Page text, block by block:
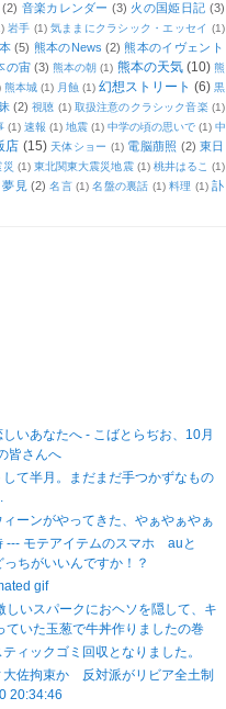
(2) 音楽カレンダー (3) 火の国姫日記 (3)
岩手 (1) 気ままにクラシック・エッセイ (1)
(5) 熊本のNews (2) 熊本のイヴェント
の宙 (3) 熊本の朝 (1) 熊本の天気 (10) 熊
熊本城 (1) 月蝕 (1) 幻想ストリート (6) 黒
(2) 視聴 (1) 取扱注意のクラシック音楽 (1)
(1) 速報 (1) 地震 (1) 中学の頃の思いで (1) 中
店 (15) 天体ショー (1) 電脳萠照 (2) 東日
(1) 東北関東大震災地震 (1) 桃井はるこ (1)
夢見 (2) 名言 (1) 名盤の裏話 (1) 料理 (1) 訃
いあなたへ - こばとらぢお、10月
皆さんへ
て半月。まだまだ手つかずなもの
ーンがやってきた、やぁやぁやぁ
--- モテアイテムのスマホ auと
ちがいいんですか！？
gif
しいスパークにおヘソを隠して、キ
ていた玉葱で牛丼作りましたの巻
ィックゴミ回収となりました。
大佐拘束か 反対派がリビア全土制
20:34:46